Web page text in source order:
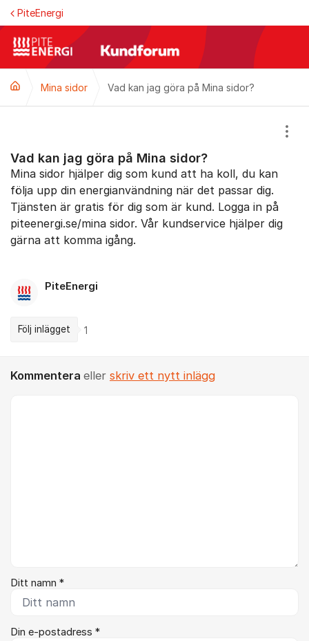
Hoppa till innehåll
PiteEnergi
Mina sidor Vad kan jag göra på Mina sidor?
Vad kan jag göra på Mina sidor?
Mina sidor hjälper dig som kund att ha koll, du kan
följa upp din energianvändning när det passar dig.
Tjänsten är gratis för dig som är kund. Logga in på
piteenergi.se/mina sidor. Vår kundservice hjälper dig
gärna att komma igång.
PiteEnergi
Följ inlägget 1
Kommentera eller skriv ett nytt inlägg
Ditt namn *
Din e-postadress *